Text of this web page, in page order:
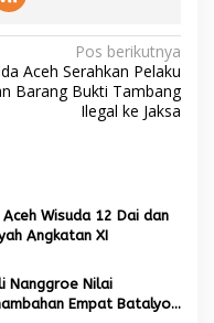
Pos berikutnya
Aceh Serahkan Pelaku
Barang Bukti Tambang
Ilegal ke Jaksa
Aceh Wisuda 12 Dai dan
Angkatan XI
Nanggroe Nilai
Empat Batalyon